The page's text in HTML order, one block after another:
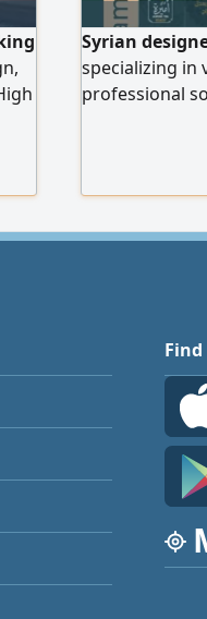
Syrian
specializing in
professional